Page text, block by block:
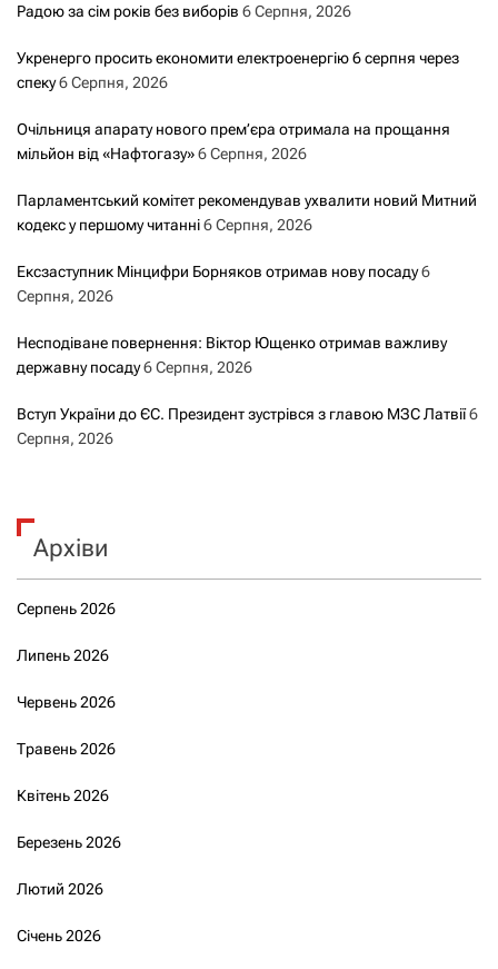
Радою за сім років без виборів 6 Серпня, 2026
Укренерго просить економити електроенергію 6 серпня через
спеку6 Серпня, 2026
Очільниця апарату нового прем’єра отримала на прощання
мільйон від «Нафтогазу»6 Серпня, 2026
Парламентський комітет рекомендував ухвалити новий Митний
кодекс у першому читанні6 Серпня, 2026
Ексзаступник Мінцифри Борняков отримав нову посаду6
Серпня, 2026
Несподіване повернення: Віктор Ющенко отримав важливу
державну посаду6 Серпня, 2026
Вступ України до ЄС. Президент зустрівся з главою МЗС Латвії6
Серпня, 2026
Архіви
Серпень 2026
Липень 2026
Червень 2026
Травень 2026
Квітень 2026
Березень 2026
Лютий 2026
Січень 2026